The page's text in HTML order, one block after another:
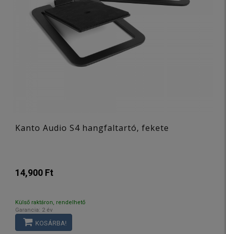
Kanto Audio S4 hangfaltartó, fekete
14,900 Ft
Külső raktáron, rendelhető
Garancia: 2 év
KOSÁRBA!